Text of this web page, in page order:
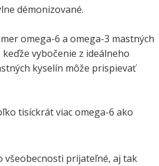
démonizované.
omega-6 a omega-3 mastných
vybočenie z ideálneho
kyselín môže prispievať
tisíckrát viac omega-6 ako
všeobecnosti prijateľné, aj tak